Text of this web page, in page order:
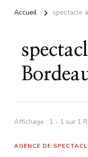
Accueil spectacle
Affichage : 1 - 1 sur 1
AGENCE DE